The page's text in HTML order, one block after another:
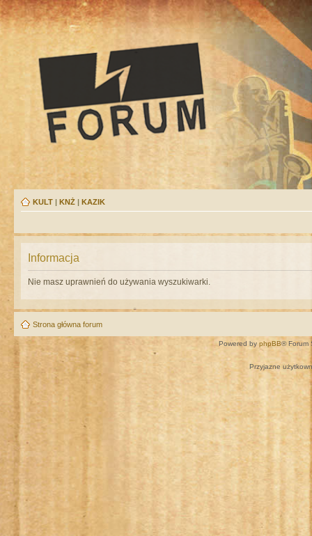
KULT | KNŻ | KAZIK
Informacja
Nie masz uprawnień do używania wyszukiwarki.
Strona główna forum
Powered by phpBB® Forum
Przyjazne